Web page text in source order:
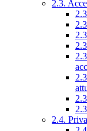
2.3.
2.4.